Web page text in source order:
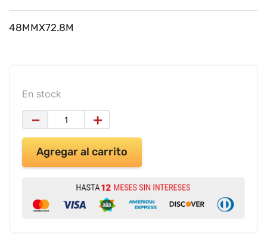
48MMX72.8M
En stock
＋
－
Agregar al carrito
8.
teclado
9.
impresora